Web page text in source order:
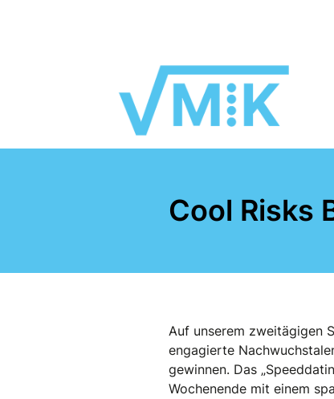
Cool Risks
Auf unserem zweitägigen
engagierte
gewinnen. Das
Wochenende mit einem